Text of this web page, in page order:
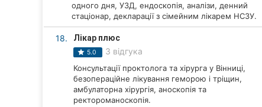
одного дня, УЗД, ендоскопія, аналізи, денний
стаціонар, декларації з сімейним лікарем НСЗУ.
18. Лікар плюс
5.0 3 відгука
Консультації проктолога та хірурга у Вінниці,
безопераційне лікування геморою і тріщин,
амбулаторна хірургія, аноскопія та
ректороманоскопія.